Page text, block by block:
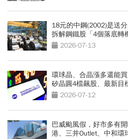
18元的中鋼(2002)是送
拆解鋼鐵股「4個落底轉
套？2026-07-13
環球晶、合晶漲多還能
矽晶圓4檔飆股、最新目
高」2026-07-12
巴威颱風假，好市多有
港、三井Outlet、中和